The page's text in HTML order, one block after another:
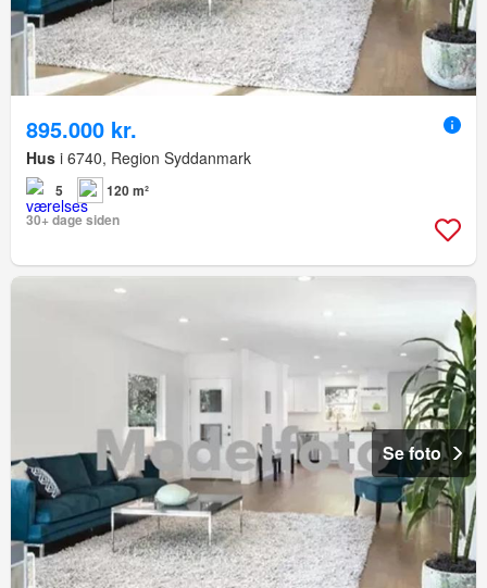
895.000 kr.
Hus i 6740, Region Syddanmark
5
120 m²
30+ dage siden
Se foto